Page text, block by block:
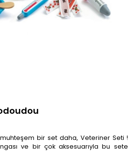
bir set daha, Veteriner Seti !
ve bir çok aksesuarıyla bu sete